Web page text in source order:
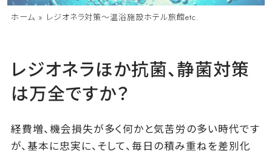
ホーム » レジオネラ対策～温浴施設ホテル旅館etc.
レジオネラほか抗菌、静菌対策
は万全ですか？
経費増、機会損失が多く何かと気苦労の多い時代です
が、基本に忠実に、そして、毎日の積み重ねを差別化